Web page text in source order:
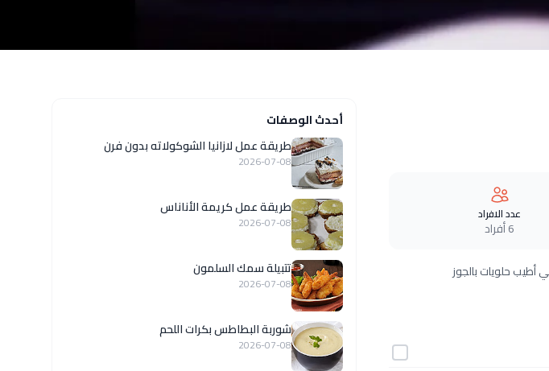
عدد الافراد
6 أفراد
أطيب حلويات بالجوز
أحدث الوصفات
طريقة عمل لازانيا الشوكولاته بدون فرن
2026-07-08
طريقة عمل كريمة الأناناس
2026-07-08
تتبيلة سمك السلمون
2026-07-08
شوربة البطاطس بكرات اللحم
2026-07-08